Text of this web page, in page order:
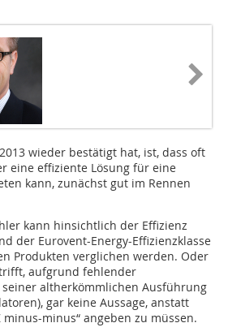
wieder bestätigt hat, ist, dass oft
eine effiziente Lösung für eine
kann, zunächst gut im Rennen
kann hinsichtlich der Effizienz
der Eurovent-Energy-Effizienzklasse
Produkten verglichen werden. Oder
aufgrund fehlender
altherkömmlichen Ausführung
gar keine Aussage, anstatt
minus-minus“ angeben zu müssen.